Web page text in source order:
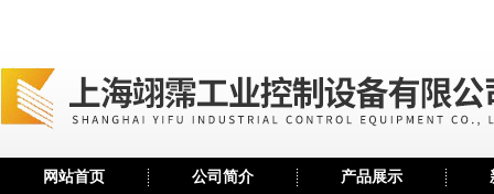
网站首页 公司简介 产品展示